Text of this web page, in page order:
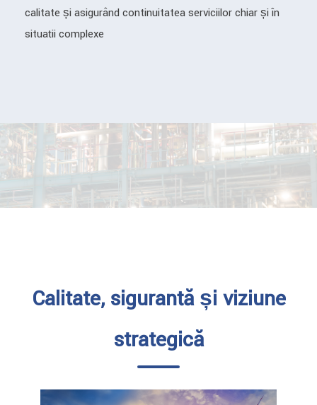
calitate și asigurând continuitatea serviciilor chiar și în
situații complexe
Calitate, siguranță și viziune
strategică